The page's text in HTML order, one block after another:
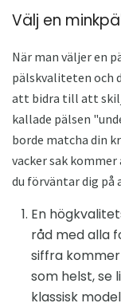
Välj en
När man väljer en
pälskvaliteten och
att bidra till att
kallade pälsen
borde matcha din
vacker sak
du förväntar dig på
En
råd med alla
siffra
som helst, se
klassisk